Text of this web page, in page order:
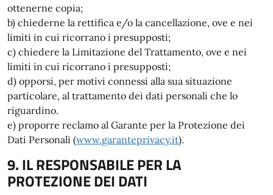
ottenerne copia;
b) chiederne la rettifica e/o la cancellazione, ove e nei
limiti in cui ricorrano i presupposti;
c) chiedere la Limitazione del Trattamento, ove e nei
limiti in cui ricorrano i presupposti;
d) opporsi, per motivi connessi alla sua situazione
particolare, al trattamento dei dati personali che lo
riguardino.
e) proporre reclamo al Garante per la Protezione dei
Dati Personali (www.garanteprivacy.it).
9. IL RESPONSABILE PER LA
PROTEZIONE DEI DATI